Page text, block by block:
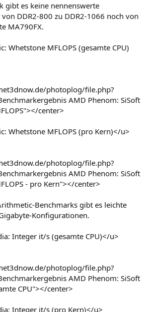
gibt es keine nennenswerte
DDR2-800 zu DDR2-1066 noch von
MA790FX.
Whetstone MFLOPS (gesamte CPU)
photoplog/file.php?
AMD Phenom: SiSoft
center>
Whetstone MFLOPS (pro Kern)</u>
photoplog/file.php?
AMD Phenom: SiSoft
- pro Kern"></center>
Benchmarks gibt es leichte
Konfigurationen.
Integer it/s (gesamte CPU)</u>
photoplog/file.php?
AMD Phenom: SiSoft
CPU"></center>
Integer it/s (pro Kern)</u>